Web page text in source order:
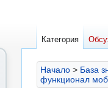
Начало > База
функционал
Категория